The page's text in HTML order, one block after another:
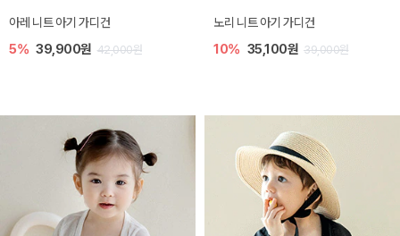
[SIZE ~6Y] 로메이 라운지 셋업
10% 23,400원 26,000원
밀라 아기 원피스
20% 27,200원 34,000원